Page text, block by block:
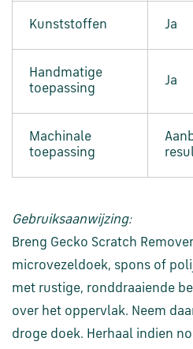
Kunststoffen Ja
Handmatige
toepassing
Ja
Machinale
toepassing
Gebruiksaanwijzing:
Breng Gecko Scratch
microvezeldoek, spons of
met rustige, ronddraaiende
over het oppervlak. Neem
droge doek. Herhaal indien